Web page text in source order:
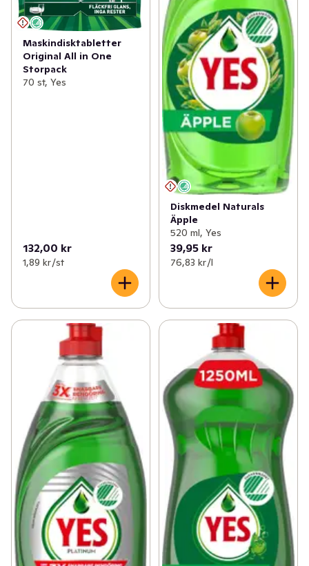
Maskindisktabletter
Original All in One
Storpack
70 st, Yes
132,00 kr
1,89 kr /st
Diskmedel Naturals
Äpple
520 ml, Yes
39,95 kr
76,83 kr /l